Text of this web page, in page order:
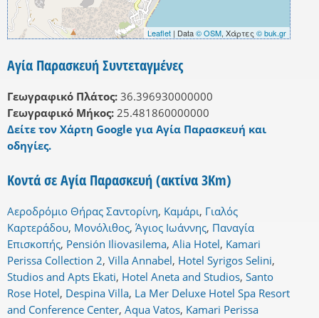
Leaflet | Data© OSM, Χάρτες © buk.gr
Αγία Παρασκευή Συντεταγμένες
Γεωγραφικό Πλάτος: 36.396930000000
Γεωγραφικό Μήκος: 25.481860000000
Δείτε τον Χάρτη Google για Αγία Παρασκευή και
οδηγίες.
Κοντά σε Αγία Παρασκευή (ακτίνα 3Km)
Αεροδρόμιο Θήρας Σαντορίνη, Καμάρι, Γιαλός
Καρτεράδου, Μονόλιθος, Άγιος Ιωάννης, Παναγία
Επισκοπής, Pensión Iliovasilema, Alia Hotel, Kamari
Perissa Collection 2, Villa Annabel, Hotel Syrigos Selini,
Studios and Apts Ekati, Hotel Aneta and Studios, Santo
Rose Hotel, Despina Villa, La Mer Deluxe Hotel Spa Resort
and Conference Center, Aqua Vatos, Kamari Perissa